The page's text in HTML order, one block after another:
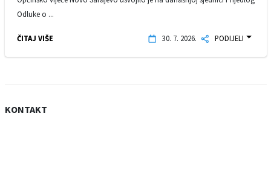
Odluke o ...
ČITAJ VIŠE 30. 7. 2026. PODIJELI
KONTAKT